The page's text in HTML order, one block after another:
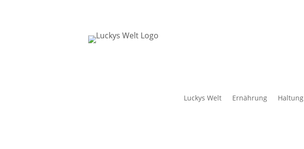
Luckys Welt Ernährung Haltung